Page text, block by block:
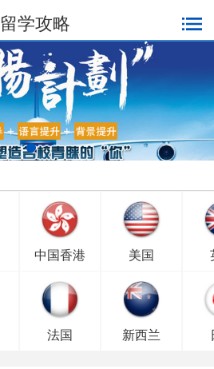
留学攻略
中国香港 美国
法国 新西兰